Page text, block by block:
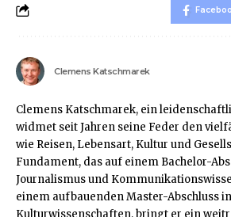
Clemens Katschmarek
Clemens Katschmarek, ein
widmet seit Jahren seine Feder den
wie Reisen, Lebensart, Kultur und
Fundament, das auf einem Bachelor-
Journalismus und
einem aufbauenden Master-Abschluss in